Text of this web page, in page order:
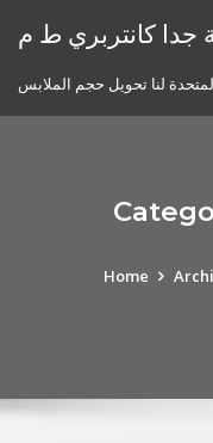
جدا كانتربري ط م
لنا تحويل حجم الملابس
Home